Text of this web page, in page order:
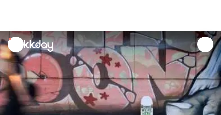
unread
notifications